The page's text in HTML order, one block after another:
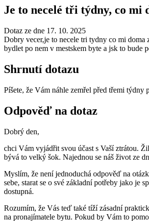
Je to necelé tři týdny, co mi
Dotaz ze dne 17. 10. 2025
Dobry vecer,je to necele tri tydny co mi doma
bydlet po nem v mestskem byte a jsk to bude
Shrnutí dotazu
Píšete, že Vám náhle zemřel před třemi týdny
Odpověď na dotaz
Dobrý den,
chci Vám vyjádřit svou účast s Vaší ztrátou.
bývá to velký šok. Najednou se náš život ze
Myslím, že není jednoduchá odpověď na
sebe, starat se o své základní potřeby jako je
dostupná.
Rozumím, že Vás teď také tíží zásadní
na pronajímatele bytu. Pokud by Vám to